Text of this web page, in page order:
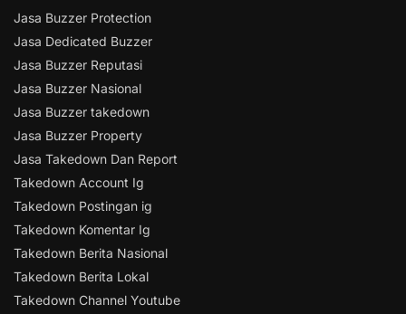
Jasa Buzzer Protection
Jasa Dedicated Buzzer
Jasa Buzzer Reputasi
Jasa Buzzer Nasional
Jasa Buzzer takedown
Jasa Buzzer Property
Jasa Takedown Dan Report
Takedown Account Ig
Takedown Postingan ig
Takedown Komentar Ig
Takedown Berita Nasional
Takedown Berita Lokal
Takedown Channel Youtube